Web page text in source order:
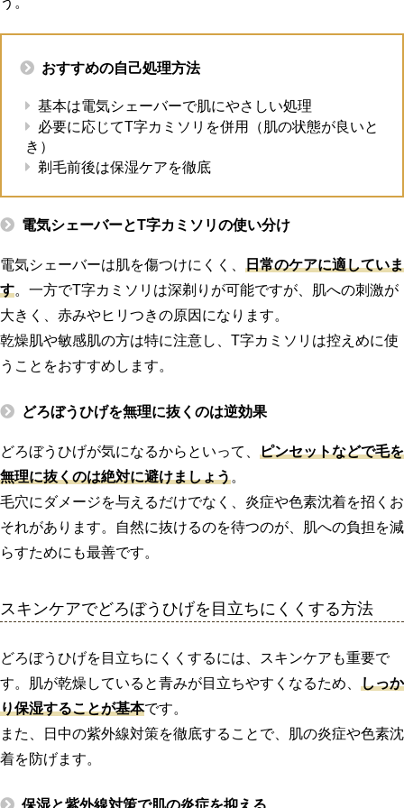
おすすめの自己処理方法
基本は電気シェーバーで肌にやさしい処理
必要に応じてT字カミソリを併用（肌の状態が良いと
き）
剃毛前後は保湿ケアを徹底
電気シェーバーとT字カミソリの使い分け
電気シェーバーは肌を傷つけにくく、 日常のケアに適していま
す。一方でT字カミソリは深剃りが可能ですが、肌への刺激が
大きく、赤みやヒリつきの原因になります。
乾燥肌や敏感肌の方は特に注意し、T字カミソリは控えめに使
うことをおすすめします。
どろぼうひげを無理に抜くのは逆効果
どろぼうひげが気になるからといって、 ピンセットなどで毛を
無理に抜くのは絶対に避けましょう。
毛穴にダメージを与えるだけでなく、炎症や色素沈着を招くお
それがあります。自然に抜けるのを待つのが、肌への負担を減
らすためにも最善です。
スキンケアでどろぼうひげを目立ちにくくする方法
どろぼうひげを目立ちにくくするには、スキンケアも重要で
す。肌が乾燥していると青みが目立ちやすくなるため、 しっか
り保湿することが基本です。
また、日中の紫外線対策を徹底することで、肌の炎症や色素沈
着を防げます。
保湿と紫外線対策で肌の炎症を抑える